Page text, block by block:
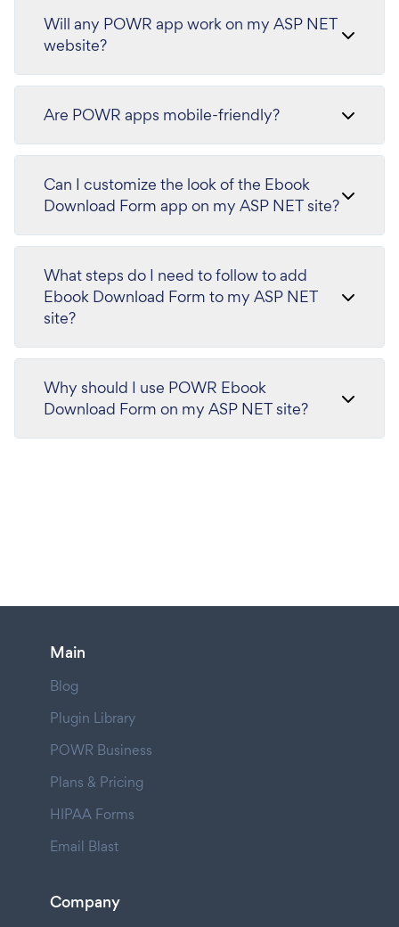
Will any POWR app work on my ASP NET
website?
Are POWR apps mobile-friendly?
Can I customize the look of the Ebook
Download Form app on my ASP NET site?
What steps do I need to follow to add
Ebook Download Form to my ASP NET
site?
Why should I use POWR Ebook
Download Form on my ASP NET site?
Main
Blog
Plugin Library
POWR Business
Plans & Pricing
HIPAA Forms
Email Blast
Company